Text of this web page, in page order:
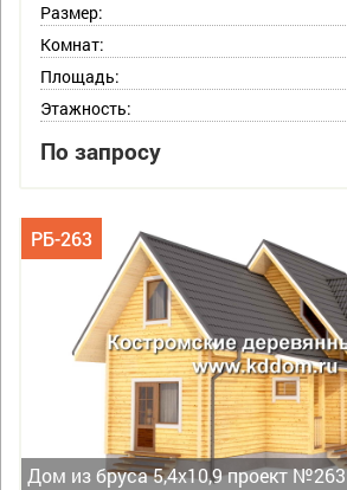
Размер:
Комнат:
Площадь:
Этажность:
По запросу
Дом из бруса 5,4х10,9 проект №263
РБ-263